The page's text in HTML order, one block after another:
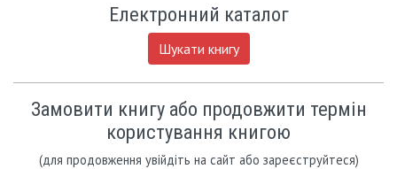
Електронний каталог
Шукати книгу
Замовити книгу або продовжити термін
користування книгою
(для продовження увійдіть на сайт або зареєструйтеся)